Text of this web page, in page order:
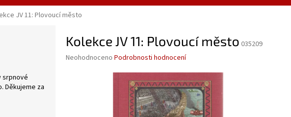
JV 11: Plovoucí město
srpnové
Děkujeme za
Kolekce JV 11: Plovoucí město 035209
Průměrné
Neohodnoceno Podrobnosti hodnocení